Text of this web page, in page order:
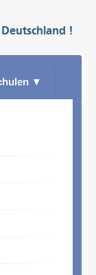
Deutschland !
▼